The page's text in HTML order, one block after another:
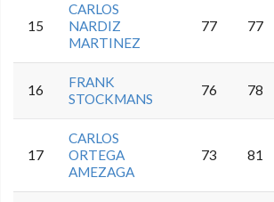
15
CARLOS
NARDIZ
MARTINEZ
77 77
16
FRANK
STOCKMANS
76 78
17
CARLOS
ORTEGA
AMEZAGA
73 81